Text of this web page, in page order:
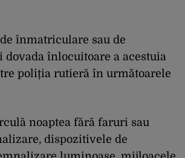
înmatriculare sau de
înlocuitoare a acestuia
poliția rutieră în următoarele
noaptea fără faruri sau
dispozitivele de